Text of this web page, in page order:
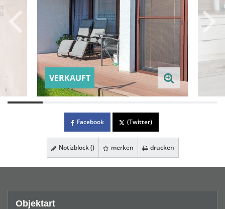
VERKAUFT
Facebook (Twitter)
Notizblock () merken drucken
Objektart